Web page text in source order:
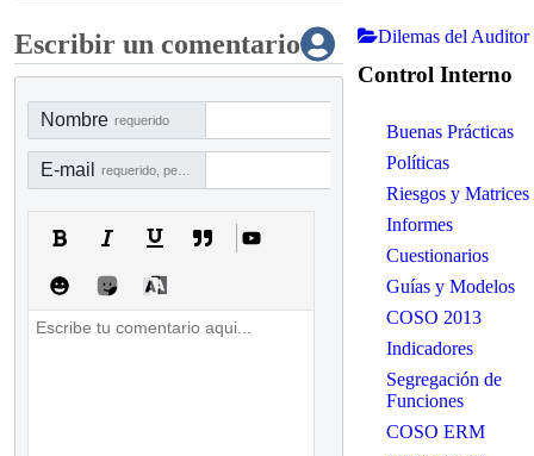
Escribir un comentario
Nombre requerido
E-mail
Dilemas del Auditor
Control Interno
Buenas Prácticas
Políticas
Riesgos y Matrices
Informes
Cuestionarios
Guías y Modelos
COSO 2013
Indicadores
Segregación de
Funciones
COSO ERM